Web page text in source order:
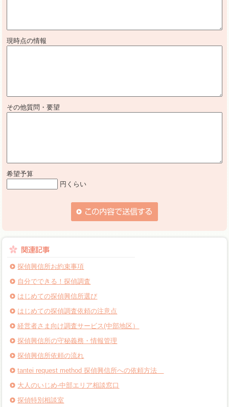
現時点の情報
その他質問・要望
希望予算
円くらい
探偵興信所お約束事項
自分でできる！探偵調査
はじめての探偵興信所選び
はじめての探偵調査依頼の注意点
経営者さま向け調査サービス(中部地区）
探偵興信所の守秘義務・情報管理
探偵興信所依頼の流れ
tantei request method 探偵興信所への依頼方法
大人のいじめ-中部エリア相談窓口
探偵特別相談室